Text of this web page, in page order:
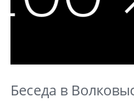
Беседа в